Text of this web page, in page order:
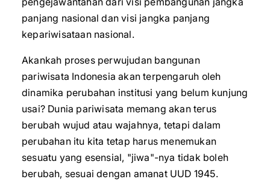
panjang nasional dan visi jangka panjang
kepariwisataan nasional.
Akankah proses perwujudan bangunan
pariwisata Indonesia akan terpengaruh oleh
dinamika perubahan institusi yang belum kunjung
usai? Dunia pariwisata memang akan terus
berubah wujud atau wajahnya, tetapi dalam
perubahan itu kita tetap harus menemukan
sesuatu yang esensial, "jiwa"-nya tidak boleh
berubah, sesuai dengan amanat UUD 1945.